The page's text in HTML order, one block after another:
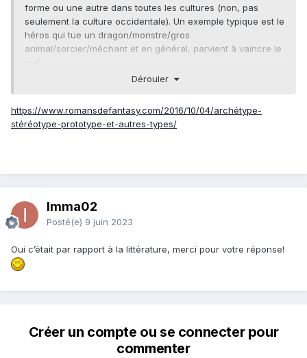
forme ou une autre dans toutes les cultures (non, pas
seulement la culture occidentale). Un exemple typique est le
héros qui tue un dragon/monstre/gros
animal/sorcier/méchant et en général, parvient à vaincre le
- Un stéréotype est un personnage spécifique d’une culture
dragon est un grand blond à la mâchoire carrée, droit et
honnête)
Dérouler
https://www.romansdefantasy.com/2016/10/04/archétype-
stéréotype-prototype-et-autres-types/
Imma02
Posté(e) 9 juin 2023
Oui c’était par rapport à la littérature, merci pour votre réponse!
Créer un compte ou se connecter pour
commenter